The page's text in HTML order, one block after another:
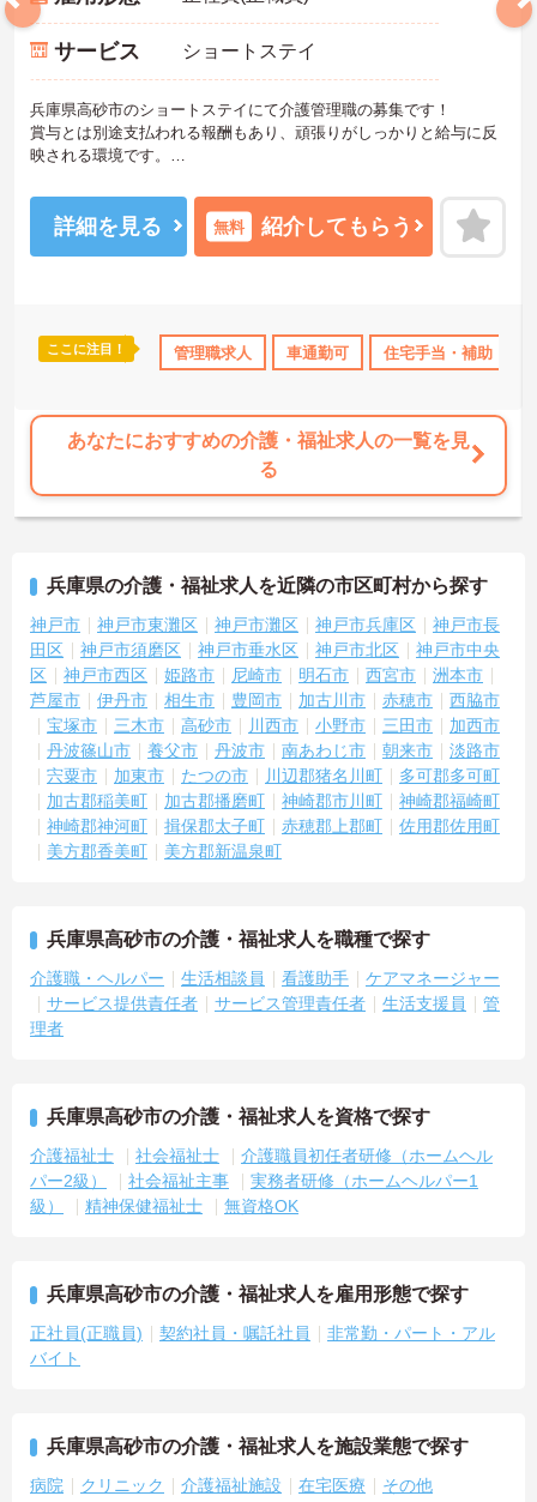
社会保険完備
サービス ショートステイ
兵庫県高砂市のショートステイにて介護管理職の募集です！
賞与とは別途支払われる報酬もあり、頑張りがしっかりと給与に反
映される環境です。
たしますのでお気軽にご相談ください！
詳細を見る 無料 紹介してもらう
ここに注目！ 管理職求人 車通勤可 住宅手当・補助
あなたにおすすめの介護・福祉求人の一覧を見
る
兵庫県の介護・福祉求人を近隣の市区町村から探す
神戸市 神戸市東灘区 神戸市灘区 神戸市兵庫区
神戸市長
田区
神戸市須磨区 神戸市垂水区 神戸市北区
神戸市中央
区
神戸市西区 姫路市 尼崎市 明石市 西宮市
洲本市
芦屋市
伊丹市 相生市 豊岡市 加古川市 赤穂市
西脇市
宝塚市
三木市 高砂市 川西市 小野市 三田市
加西市
丹波篠山市
養父市 丹波市 南あわじ市 朝来市
淡路市
宍粟市
加東市 たつの市 川辺郡猪名川町
多可郡多可町
加古郡稲美町
加古郡播磨町 神崎郡市川町
神崎郡福崎町
神崎郡神河町
揖保郡太子町 赤穂郡上郡町
佐用郡佐用町
美方郡香美町
美方郡新温泉町
兵庫県高砂市の介護・福祉求人を職種で探す
介護職・ヘルパー 生活相談員 看護助手
ケアマネージャー
サービス提供責任者
サービス管理責任者 生活支援員
管
理者
兵庫県高砂市の介護・福祉求人を資格で探す
介護福祉士 社会福祉士
介護職員初任者研修（ホームヘル
パー2級）
社会福祉主事
実務者研修（ホームヘルパー1
級）
精神保健福祉士 無資格OK
兵庫県高砂市の介護・福祉求人を雇用形態で探す
正社員(正職員) 契約社員・嘱託社員
非常勤・パート・アル
バイト
兵庫県高砂市の介護・福祉求人を施設業態で探す
病院 クリニック 介護福祉施設 在宅医療 その他